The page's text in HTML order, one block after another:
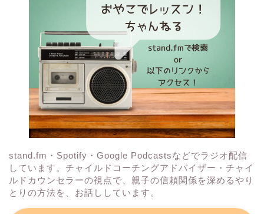
stand.fm・Spotify・Google Podcastsなどでラジオ配信
しています。チャイルドコーチングアドバイザー・チャイ
ルドカウンセラーの視点で、親子の信頼関係を深めるやり
とりの方法を、お話ししています。